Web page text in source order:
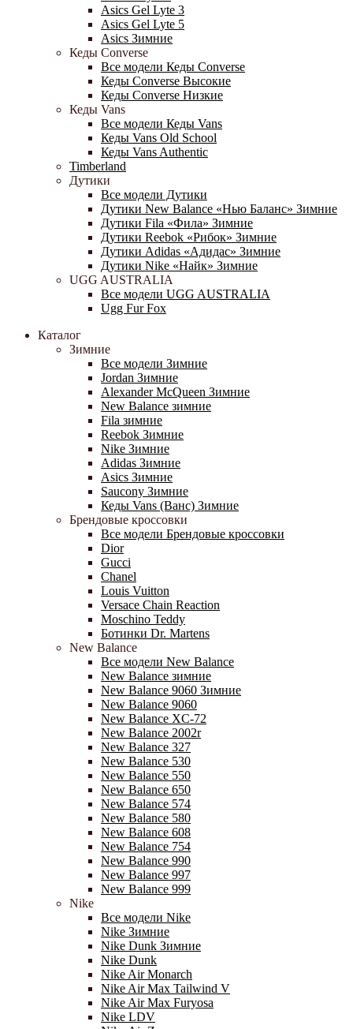
Asics Gel Lyte 3
Asics Gel Lyte 5
Asics Зимние
Кеды Converse
Все модели Кеды Converse
Кеды Converse Высокие
Кеды Converse Низкие
Кеды Vans
Все модели Кеды Vans
Кеды Vans Old School
Кеды Vans Authentic
Timberland
Дутики
Все модели Дутики
Дутики New Balance «Нью Баланс» Зимние
Дутики Fila «Фила» Зимние
Дутики Reebok «Рибок» Зимние
Дутики Adidas «Адидас» Зимние
Дутики Nike «Найк» Зимние
UGG AUSTRALIA
Все модели UGG AUSTRALIA
Ugg Fur Fox
Каталог
Зимние
Все модели Зимние
Jordan Зимние
Alexander McQueen Зимние
New Balance зимние
Fila зимние
Reebok Зимние
Nike Зимние
Adidas Зимние
Asics Зимние
Saucony Зимние
Кеды Vans (Ванс) Зимние
Брендовые кроссовки
Все модели Брендовые кроссовки
Dior
Gucci
Chanel
Louis Vuitton
Versace Chain Reaction
Moschino Teddy
Ботинки Dr. Martens
New Balance
Все модели New Balance
New Balance зимние
New Balance 9060 Зимние
New Balance 9060
New Balance XC-72
New Balance 2002r
New Balance 327
New Balance 530
New Balance 550
New Balance 650
New Balance 574
New Balance 580
New Balance 608
New Balance 754
New Balance 990
New Balance 997
New Balance 999
Nike
Все модели Nike
Nike Зимние
Nike Dunk Зимние
Nike Dunk
Nike Air Monarch
Nike Air Max Tailwind V
Nike Air Max Furyosa
Nike LDV